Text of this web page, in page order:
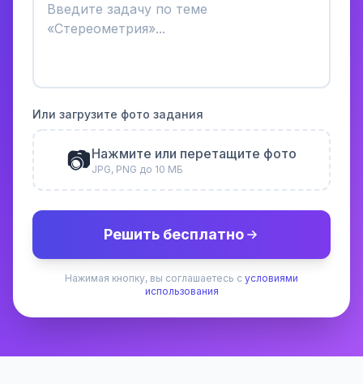
Или загрузите фото задания
📷Нажмите или перетащите фото
JPG, PNG до 10 МБ
Решить бесплатно
Нажимая кнопку, вы соглашаетесь с условиями
использования